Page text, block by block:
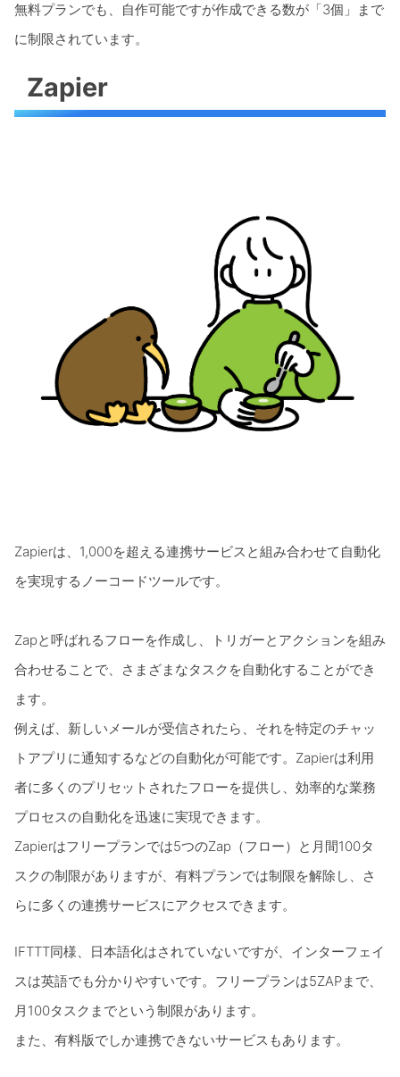
無料プランでも、自作可能ですが作成できる数が「3個」まで
に制限されています。
Zapier
Zapierは、1,000を超える連携サービスと組み合わせて自動化
を実現するノーコードツールです。
Zapと呼ばれるフローを作成し、トリガーとアクションを組み
合わせることで、さまざまなタスクを自動化することができ
ます。
例えば、新しいメールが受信されたら、それを特定のチャッ
トアプリに通知するなどの自動化が可能です。Zapierは利用
者に多くのプリセットされたフローを提供し、効率的な業務
プロセスの自動化を迅速に実現できます。
Zapierはフリープランでは5つのZap（フロー）と月間100タ
スクの制限がありますが、有料プランでは制限を解除し、さ
らに多くの連携サービスにアクセスできます。
IFTTT同様、日本語化はされていないですが、インターフェイ
スは英語でも分かりやすいです。フリープランは5ZAPまで、
月100タスクまでという制限があります。
また、有料版でしか連携できないサービスもあります。